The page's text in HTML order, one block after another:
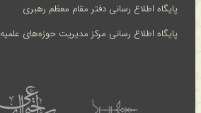
پایگاه اطلاع رسانی دفتر مقام معظم رهبری
پایگاه اطلاع رسانی مرکز مدیریت حوزه‌های علمیه